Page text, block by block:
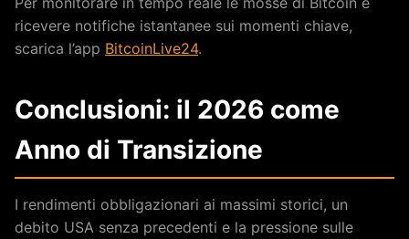
ricevere notifiche istantanee sui momenti chiave,
scarica l’app BitcoinLive24.
Conclusioni: il 2026 come
Anno di Transizione
I rendimenti obbligazionari ai massimi storici, un
debito USA senza precedenti e la pressione sulle